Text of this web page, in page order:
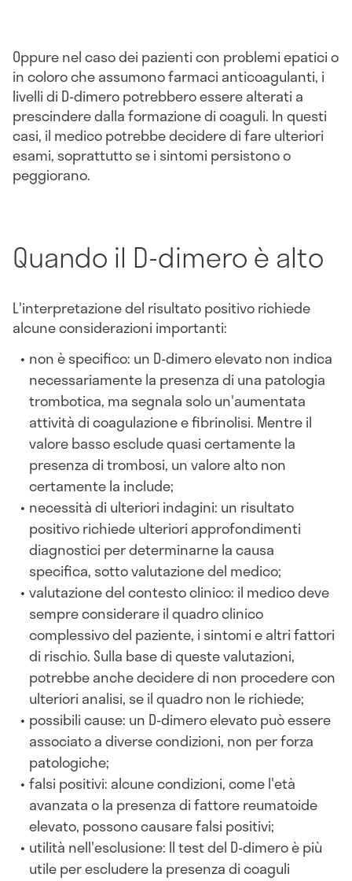
Oppure nel caso dei pazienti con problemi epatici o
in coloro che assumono farmaci anticoagulanti, i
livelli di D-dimero potrebbero essere alterati a
prescindere dalla formazione di coaguli. In questi
casi, il medico potrebbe decidere di fare ulteriori
esami, soprattutto se i sintomi persistono o
peggiorano.
Quando il D-dimero è alto
L'interpretazione del risultato positivo richiede
alcune considerazioni importanti:
non è specifico: un D-dimero elevato non indica
necessariamente la presenza di una patologia
trombotica, ma segnala solo un'aumentata
attività di coagulazione e fibrinolisi. Mentre il
valore basso esclude quasi certamente la
presenza di trombosi, un valore alto non
certamente la include;
necessità di ulteriori indagini: un risultato
positivo richiede ulteriori approfondimenti
diagnostici per determinarne la causa
specifica, sotto valutazione del medico;
valutazione del contesto clinico: il medico deve
sempre considerare il quadro clinico
complessivo del paziente, i sintomi e altri fattori
di rischio. Sulla base di queste valutazioni,
potrebbe anche decidere di non procedere con
ulteriori analisi, se il quadro non le richiede;
possibili cause: un D-dimero elevato può essere
associato a diverse condizioni, non per forza
patologiche;
falsi positivi: alcune condizioni, come l'età
avanzata o la presenza di fattore reumatoide
elevato, possono causare falsi positivi;
utilità nell'esclusione: Il test del D-dimero è più
utile per escludere la presenza di coaguli